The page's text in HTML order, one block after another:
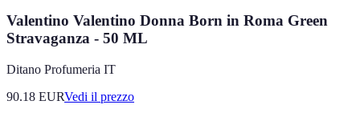
Valentino Valentino Donna Born in Roma Green
Stravaganza - 50 ML
Ditano Profumeria IT
90.18 EURVedi il prezzo